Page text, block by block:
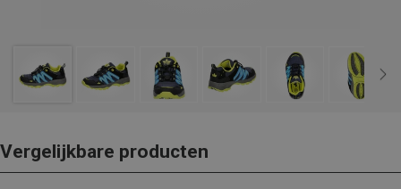
Vergelijkbare producten